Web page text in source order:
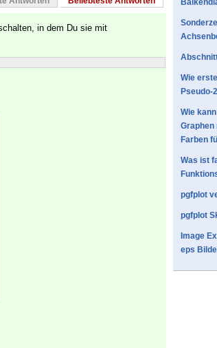
in dem Du sie mit
Wie
Pseudo-
Wie
Graphen
Farben
Was ist
pgfplot
pgfplot
Image
eps